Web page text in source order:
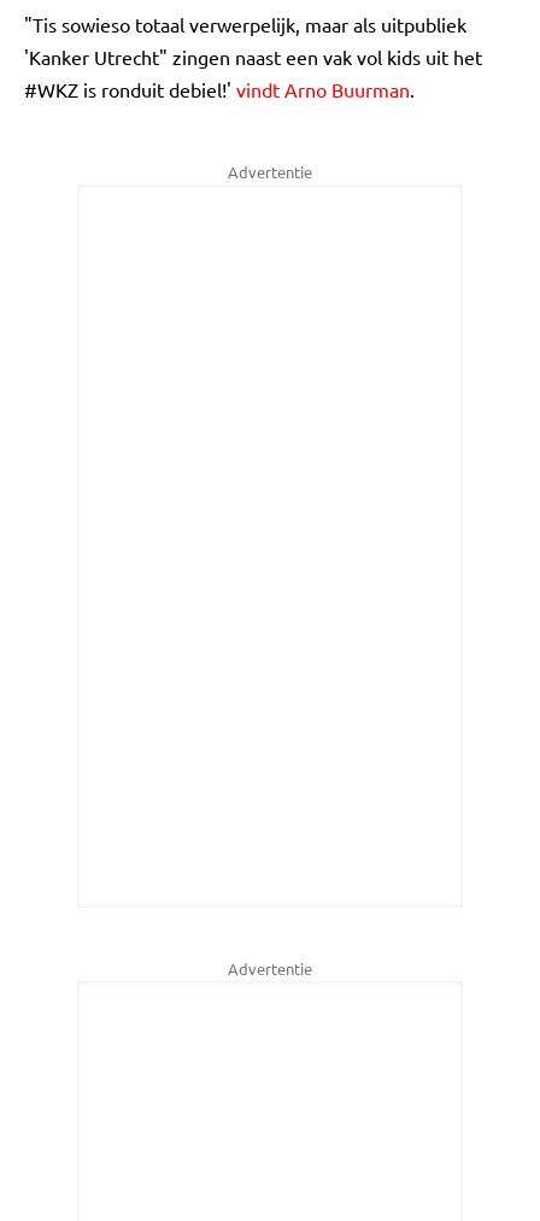
"Tis sowieso totaal verwerpelijk, maar als uitpubliek
'Kanker Utrecht" zingen naast een vak vol kids uit het
#WKZ is ronduit debiel!' vindt Arno Buurman.
Advertentie
Advertentie